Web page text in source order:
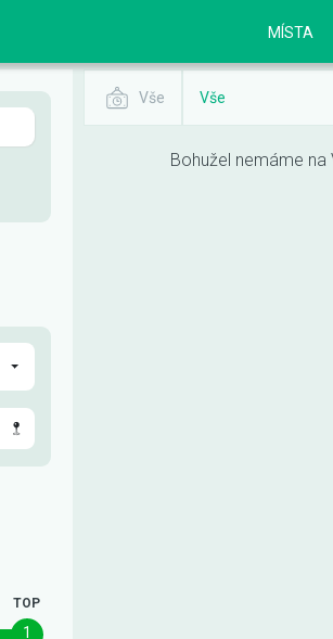
MÍSTA
TOP
1
Vše Vše
Bohužel nemáme